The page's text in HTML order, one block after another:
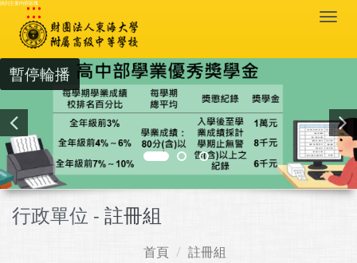
跳到主要內容區塊
:::
暫停輪播
行政單位 - 註冊組
首頁 註冊組